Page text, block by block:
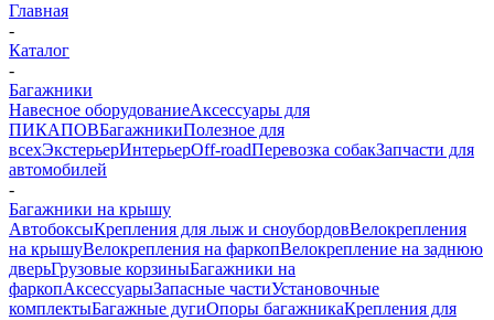
Главная
-
Каталог
-
Багажники
Навесное оборудованиеАксессуары для
ПИКАПОВБагажникиПолезное для
всехЭкстерьерИнтерьерOff-roadПеревозка собакЗапчасти для
автомобилей
-
Багажники на крышу
АвтобоксыКрепления для лыж и сноубордовВелокрепления
на крышуВелокрепления на фаркопВелокрепление на заднюю
дверьГрузовые корзиныБагажники на
фаркопАксессуарыЗапасные частиУстановочные
комплектыБагажные дугиОпоры багажникаКрепления для